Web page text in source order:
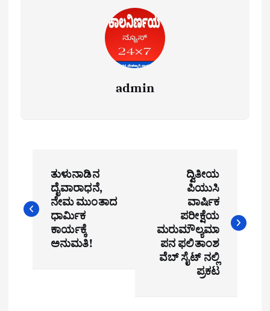
admin
s
ತುಳುನಾಡಿನ
ದೈವಾರಾಧನೆ,
ನೇಮ ಮುಂತಾದ
ಧಾರ್ಮಿಕ
ಕಾರ್ಯಕ್ಕೆ
ಅನುಮತಿ!
ದ್ವಿತೀಯ
ಪಿಯುಸಿ
ವಾರ್ಷಿಕ
ಪರೀಕ್ಷೆಯ
ಮರುಮೌಲ್ಯಮಾ
ಪನ ಫಲಿತಾಂಶ
ವೆಬ್ ಸೈಟ್ ನಲ್ಲಿ
ಪ್ರಕಟ